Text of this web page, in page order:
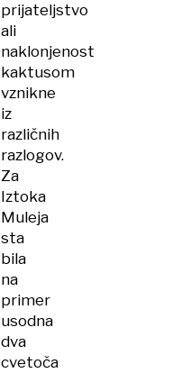
prijateljstvo
ali
naklonjenost
kaktusom
vznikne
iz
različnih
razlogov.
Za
Iztoka
Muleja
sta
bila
na
primer
usodna
dva
cvetoča